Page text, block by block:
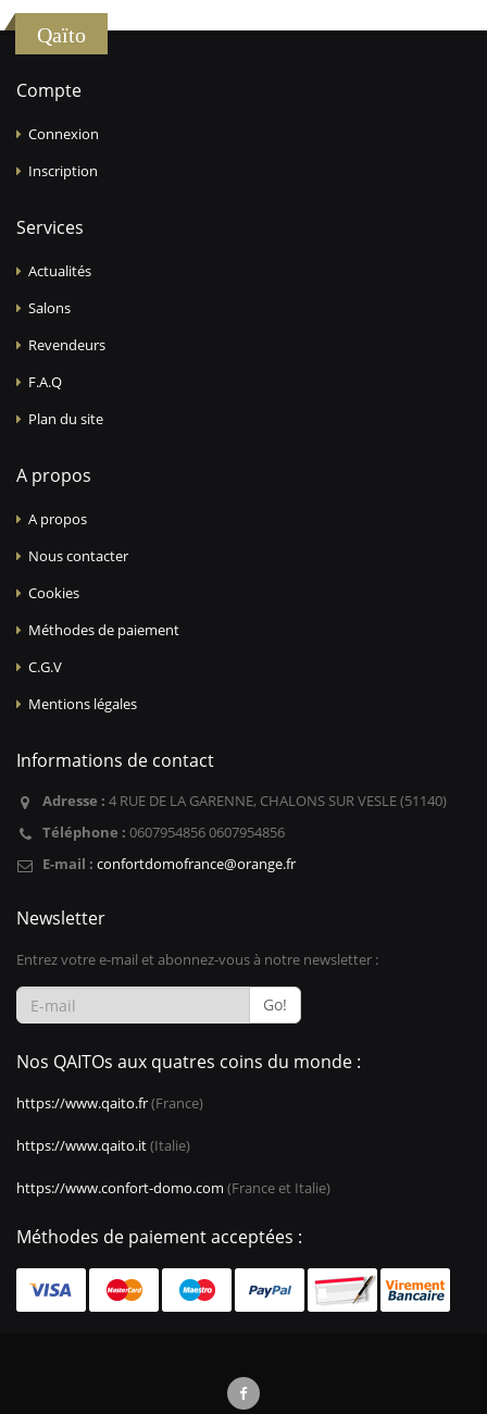
Qaïto
Compte
Connexion
Inscription
Services
Actualités
Salons
Revendeurs
F.A.Q
Plan du site
A propos
A propos
Nous contacter
Cookies
Méthodes de paiement
C.G.V
Mentions légales
Informations de contact
Adresse : 4 RUE DE LA GARENNE, CHALONS SUR VESLE (51140)
Téléphone : 0607954856 0607954856
E-mail : confortdomofrance@orange.fr
Newsletter
Entrez votre e-mail et abonnez-vous à notre newsletter :
Go!
Nos QAITOs aux quatres coins du monde :
https://www.qaito.fr(France)
https://www.qaito.it(Italie)
https://www.confort-domo.com (France et Italie)
Méthodes de paiement acceptées :